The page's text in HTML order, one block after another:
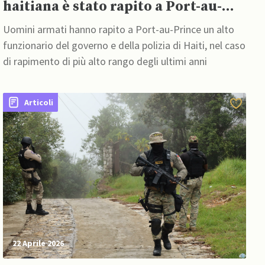
haitiana è stato rapito a Port-au-
Prince
Uomini armati hanno rapito a Port-au-Prince un alto
funzionario del governo e della polizia di Haiti, nel caso
di rapimento di più alto rango degli ultimi anni
Articoli
22 Aprile 2026